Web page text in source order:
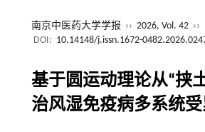
南京中医药大学学报 ›› 2026, Vol. 42 ››
DOI: 10.14148/j.issn.1672-
基于圆运动理论从“挟
治风湿免疫病多系统